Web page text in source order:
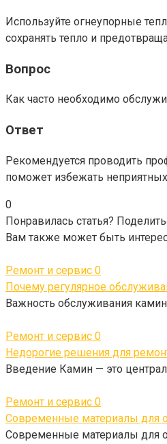
Используйте огнеупорные
сохранять тепло и
Вопрос
Как часто необходимо
Ответ
Рекомендуется проводить
поможет избежать
0
Понравилась статья?
Вам также может быть
Ремонт и сервис 0
Почему регулярное
Важность обслуживания
Ремонт и сервис 0
Недорогие решения для
Введение Камин — это
Ремонт и сервис 0
Современные материалы для
Современные материалы для